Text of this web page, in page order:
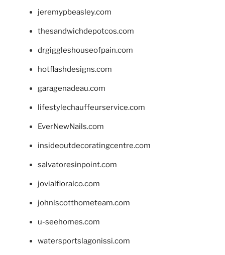
jeremypbeasley.com
thesandwichdepotcos.com
drgiggleshouseofpain.com
hotflashdesigns.com
garagenadeau.com
lifestylechauffeurservice.com
EverNewNails.com
insideoutdecoratingcentre.com
salvatoresinpoint.com
jovialfloralco.com
johnlscotthometeam.com
u-seehomes.com
watersportslagonissi.com